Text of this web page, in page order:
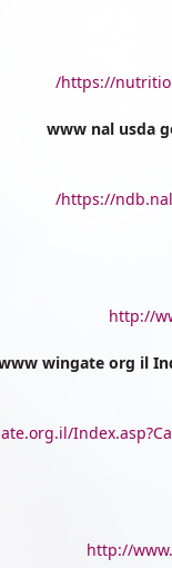
https://
https://
http://
http://